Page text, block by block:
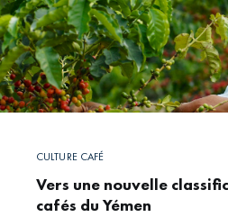
CULTURE CAFÉ
Vers une nouvelle
cafés du Yémen